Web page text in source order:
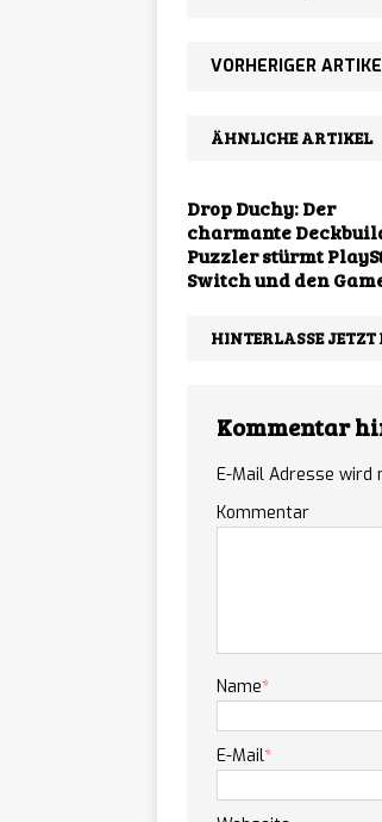
VORHERIGER
ÄHNLICHE ARTIKEL
Drop Duchy: Der
charmante
Puzzler stürmt
Switch und den
HINTERLASSE
Kommentar
E-Mail Adresse
Kommentar
Name*
E-Mail*